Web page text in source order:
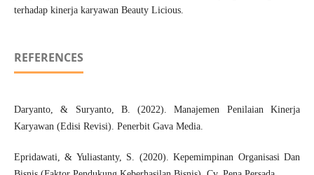
terhadap kinerja karyawan Beauty Licious.
REFERENCES
Daryanto, & Suryanto, B. (2022). Manajemen Penilaian Kinerja
Karyawan (Edisi Revisi). Penerbit Gava Media.
Epridawati, & Yuliastanty, S. (2020). Kepemimpinan Organisasi Dan